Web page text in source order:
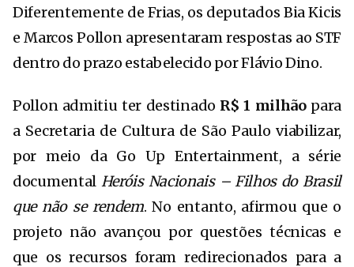
Diferentemente de Frias, os deputados Bia Kicis
e Marcos Pollon apresentaram respostas ao STF
dentro do prazo estabelecido por Flávio Dino.
Pollon admitiu ter destinado R$ 1 milhãopara
a Secretaria de Cultura de São Paulo viabilizar,
por meio da Go Up Entertainment, a série
documental Heróis Nacionais – Filhos do Brasil
que não se rendem. No entanto, afirmou que o
projeto não avançou por questões técnicas e
que os recursos foram redirecionados para a